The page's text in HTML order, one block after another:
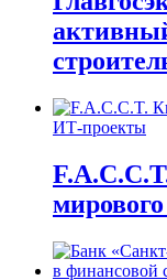
ИТ-проекты